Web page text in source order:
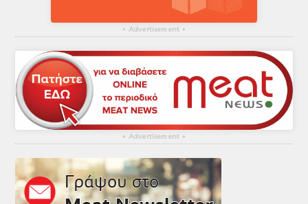
▴ Advertisement ▴
▴ Advertisement ▴